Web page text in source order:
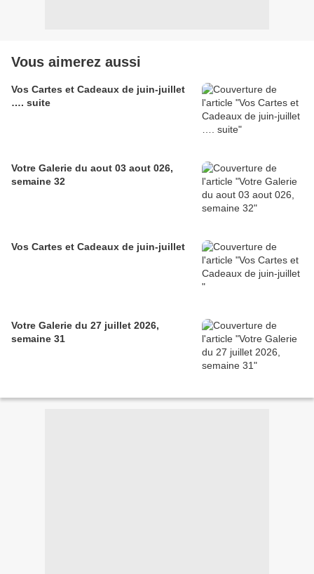
Vous aimerez aussi
Vos Cartes et Cadeaux de juin-juillet
…. suite
Votre Galerie du aout 03 aout 026,
semaine 32
Vos Cartes et Cadeaux de juin-juillet
Votre Galerie du 27 juillet 2026,
semaine 31